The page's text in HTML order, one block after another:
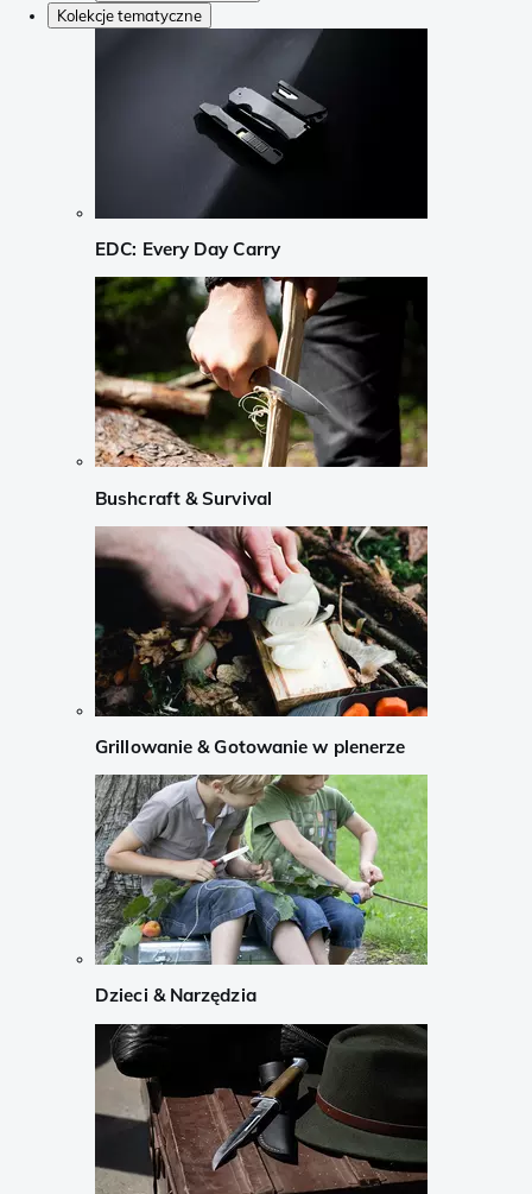
Kolekcje tematyczne
EDC: Every Day Carry
Bushcraft & Survival
Grillowanie & Gotowanie w plenerze
Dzieci & Narzędzia